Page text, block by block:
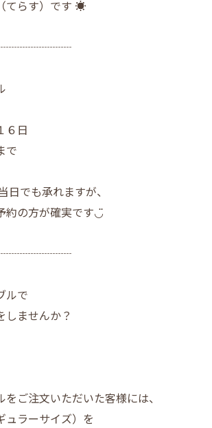
てらす）です ☀︎
６日
で
でも承れますが、
約の方が確実です◡̈
ルで
しませんか？
ご注文いただいた客様には、
ュラーサイズ）を